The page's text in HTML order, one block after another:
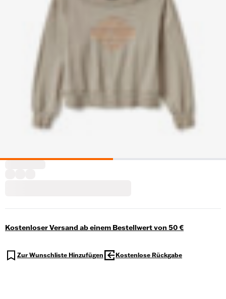
Kostenloser Versand ab einem Bestellwert von 50 €
Zur Wunschliste Hinzufügen Kostenlose Rückgabe